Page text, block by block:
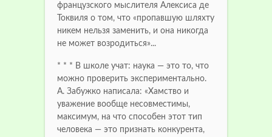
французского мыслителя Алексиса де
Токвиля о том, что «пропавшую шляхту
никем нельзя заменить, и она никогда
не может возродиться»...
* * * В школе учат: наука — это то, что
можно проверить экспериментально.
А. Забужко написала: «Хамство и
уважение вообще несовместимы,
максимум, на что способен этот тип
человека — это признать конкурента,